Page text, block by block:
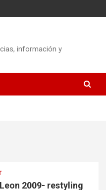
información y
2009- restyling